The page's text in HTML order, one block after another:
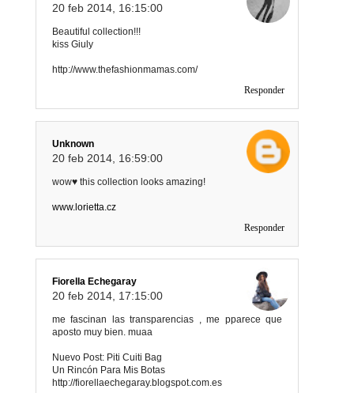
20 feb 2014, 16:15:00
Beautiful collection!!!
kiss Giuly
http://www.thefashionmamas.com/
Responder
Unknown
20 feb 2014, 16:59:00
wow♥ this collection looks amazing!
www.lorietta.cz
Responder
Fiorella Echegaray
20 feb 2014, 17:15:00
me fascinan las transparencias , me pparece que
aposto muy bien. muaa
Nuevo Post: Piti Cuiti Bag
Un Rincón Para Mis Botas
http://fiorellaechegaray.blogspot.com.es